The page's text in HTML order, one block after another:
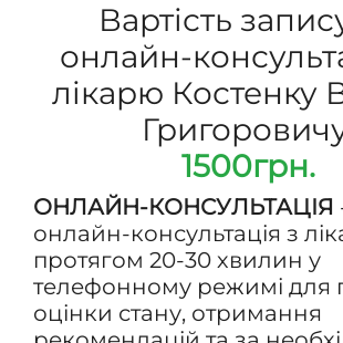
Вартість
онлайн-
лікарю Костенку
1500грн.
ОНЛАЙН-КОНСУЛЬТАЦІЯ
онлайн-консультація з
протягом 20-30 хвилин у
телефонному режимі для
оцінки стану, отримання